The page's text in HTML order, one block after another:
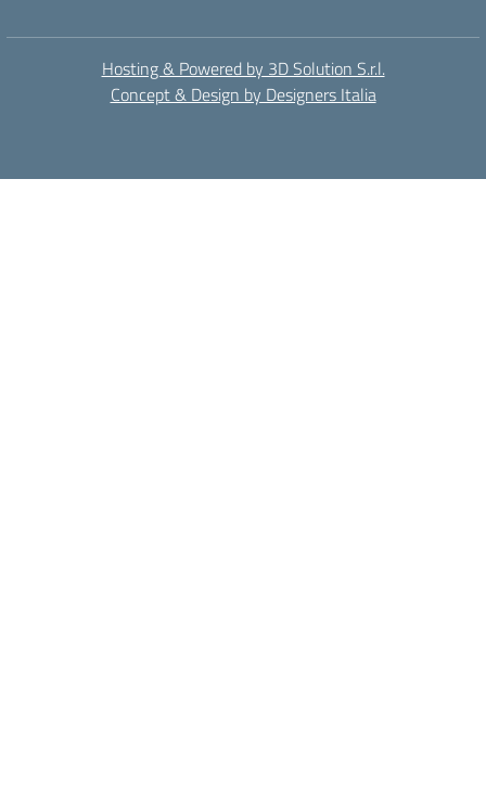
Hosting & Powered by 3D Solution S.r.l.
Concept & Design by Designers Italia